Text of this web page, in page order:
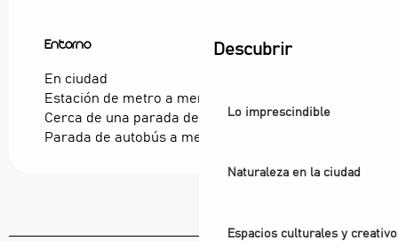
Descubrir
Lo imprescindible
Naturaleza en la ciudad
Espacios culturales y
Entorno
Entorno
En ciudad
Estación de metro a menos de 500 m
Cerca de una parada de transporte colectivo
Parada de autobús a menos de 500 m